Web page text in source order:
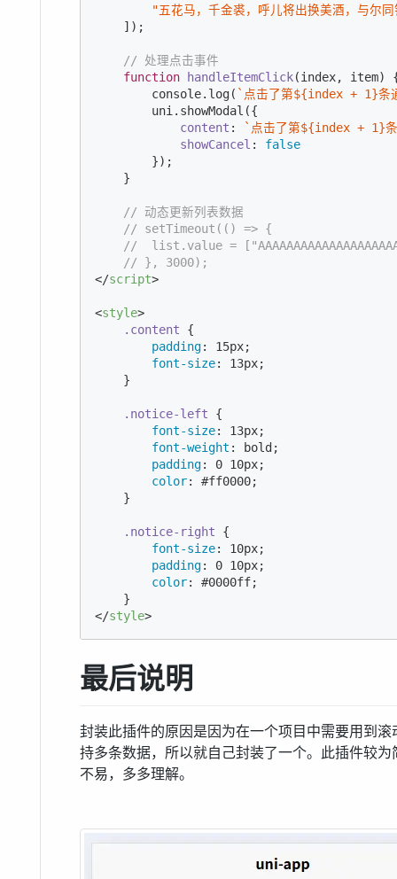
"五花马，千金裘，呼儿将出换美酒，与尔
    ]);
// 处理点击事件
function
handleItemClick(index, item)
console.log( `点击了第${index + 1}条
        uni.showModal({
content : `点击了第${index + 1}
showCancel : false
        });
    }
// 动态更新列表数据
// setTimeout(() => {
//  list.value =
// }, 3000);
</script>
<style>
.content {
padding: 15px;
font-size: 13px;
    }
.notice-left {
font-size: 13px;
font-weight : bold;
padding: 0 10px;
color: #ff0000;
    }
.notice-right {
font-size: 10px;
padding: 0 10px;
color: #0000ff;
</style>
最后说明
封装此插件的原因是因为在一个项目中需要用到
持多条数据，所以就自己封装了一个。此插件较
不易，多多理解。